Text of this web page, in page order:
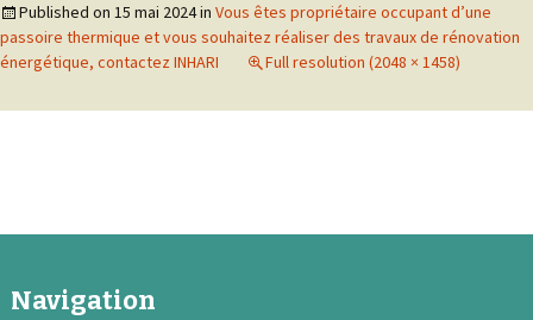
Published on 15 mai 2024in Vous êtes propriétaire occupant d’une
passoire thermique et vous souhaitez réaliser des travaux de rénovation
énergétique, contactez INHARI
Full resolution (2048 × 1458)
Navigation